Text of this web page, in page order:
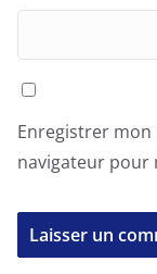
Enregistrer
navigateur pour